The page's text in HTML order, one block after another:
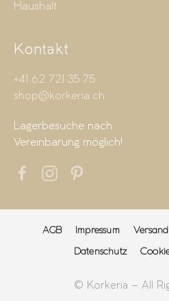
Haushalt
Kontakt
+41 62 721 35 75
shop@korkeria.ch
Lagerbesuche nach
Vereinbarung möglich!
AGB Impressum
Datenschutz
© Korkeria – All